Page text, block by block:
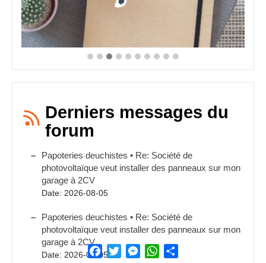
Derniers messages du
forum
Papoteries deuchistes • Re: Société de
photovoltaïque veut installer des panneaux sur mon
garage à 2CV
Date: 2026-08-05
Papoteries deuchistes • Re: Société de
photovoltaïque veut installer des panneaux sur mon
garage à 2CV
Date: 2026-08-05
FacebookTwitterMessengerWhatsApp